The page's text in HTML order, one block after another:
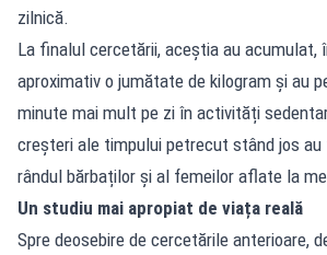
zilnică.
La finalul cercetării, aceștia au acumulat,
aproximativ o jumătate de kilogram și au
minute mai mult pe zi în activități
creșteri ale timpului petrecut stând jos
rândul bărbaților și al femeilor aflate la
Un studiu mai apropiat de viața reală
Spre deosebire de cercetările anterioare,